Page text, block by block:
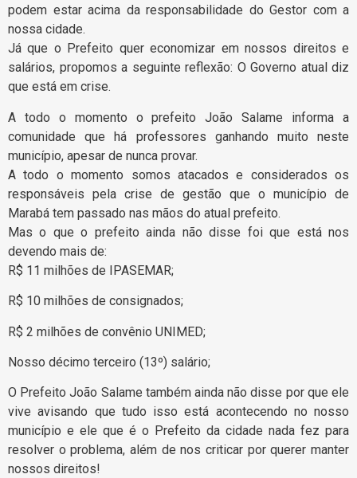
podem estar acima da responsabilidade do Gestor com a
nossa cidade.
Já que o Prefeito quer economizar em nossos direitos e
salários, propomos a seguinte reflexão: O Governo atual diz
que está em crise.
A todo o momento o prefeito João Salame informa a
comunidade que há professores ganhando muito neste
município, apesar de nunca provar.
A todo o momento somos atacados e considerados os
responsáveis pela crise de gestão que o município de
Marabá tem passado nas mãos do atual prefeito.
Mas o que o prefeito ainda não disse foi que está nos
devendo mais de:
R$ 11 milhões de IPASEMAR;
R$ 10 milhões de consignados;
R$ 2 milhões de convênio UNIMED;
Nosso décimo terceiro (13º) salário;
O Prefeito João Salame também ainda não disse por que ele
vive avisando que tudo isso está acontecendo no nosso
município e ele que é o Prefeito da cidade nada fez para
resolver o problema, além de nos criticar por querer manter
nossos direitos!